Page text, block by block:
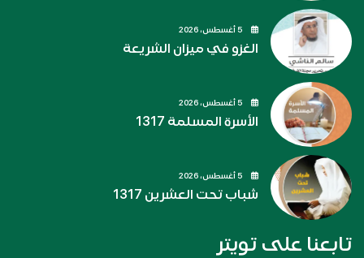
الغزو في ميزان الشريعة
الأسرة المسلمة 1317
شباب تحت العشرين 1317
تابعنا على تويتر